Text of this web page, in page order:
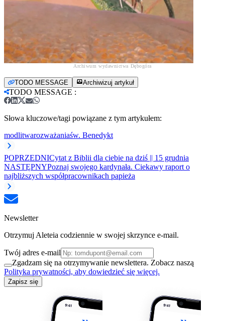
Archiwum wydawnictwa Dębogóra
TODO MESSAGE Archiwizuj artykuł
TODO MESSAGE :
Słowa kluczowe/tagi powiązane z tym artykułem:
modlitwarozważaniaśw. Benedykt
POPRZEDNICytat z Biblii dla ciebie na dziś || 15 grudnia
NASTĘPNYPoznaj swojego kardynała. Ciekawy raport o
najbliższych współpracownikach papieża
Newsletter
Otrzymuj Aleteia codziennie w swojej skrzynce e-mail.
Twój adres e-mail
Zgadzam się na otrzymywanie newslettera. Zobacz naszą
Polityka prywatności, aby dowiedzieć się więcej.
Zapisz się